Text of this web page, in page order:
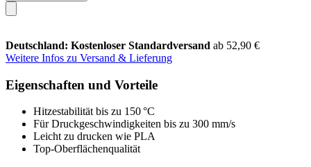
Deutschland: Kostenloser Standardversand ab 52,90 €
Weitere Infos zu Versand & Lieferung
Eigenschaften und Vorteile
Hitzestabilität bis zu 150 °C
Für Druckgeschwindigkeiten bis zu 300 mm/s
Leicht zu drucken wie PLA
Top-Oberflächenqualität